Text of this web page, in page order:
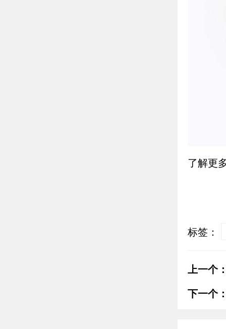
了解更
标签：
上一个
下一个